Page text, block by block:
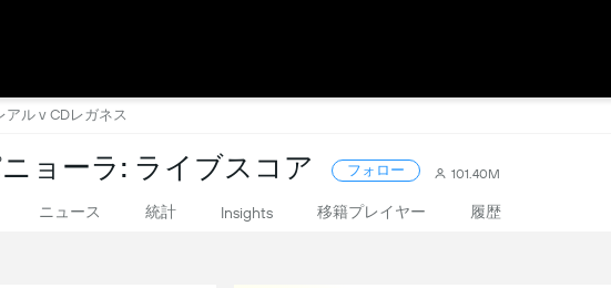
アル v CDレガネス
ョーラ: ライブスコア フォロー 101.40M
ニュース 統計 Insights 移籍プレイヤー 履歴